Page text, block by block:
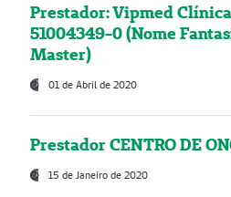
Prestador: Vipmed
51004349-0 (Nome
Master)
01 de Abril de 2020
Prestador CENTRO DE
15 de Janeiro de 2020